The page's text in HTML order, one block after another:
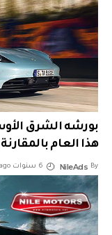
بورشه الشرق
هذا العام
By
NileAds 6 سنوات ago